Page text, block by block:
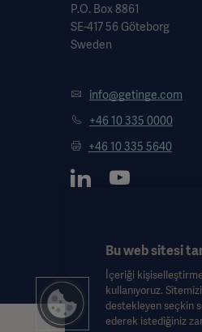
P.O. Box 8861
SE-417 56 Göteborg
Sweden
info@getinge.com
+46 10 335 0000
+46 10 335 5640
Bu web sitesi
İçeriği
kullanıyoruz.
destekleyen seçkin
ederek istediğiniz